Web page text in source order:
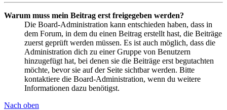
Warum muss mein Beitrag erst freigegeben werden?
Die Board-Administration kann entschieden haben, dass in
dem Forum, in dem du einen Beitrag erstellt hast, die Beiträge
zuerst geprüft werden müssen. Es ist auch möglich, dass die
Administration dich zu einer Gruppe von Benutzern
hinzugefügt hat, bei denen sie die Beiträge erst begutachten
möchte, bevor sie auf der Seite sichtbar werden. Bitte
kontaktiere die Board-Administration, wenn du weitere
Informationen dazu benötigst.
Nach oben